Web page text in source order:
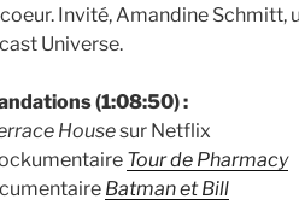
Invité, Amandine Schmitt,
Universe.
(1:08:50) :
Housesur Netflix
Tour de Pharmacy
Batman et Bill